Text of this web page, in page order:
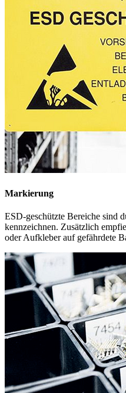
Lagerung
Für eine optimale
geschlossene ESD-
Regale (Faradayscher Käfig)
Weitere Infos
AZ